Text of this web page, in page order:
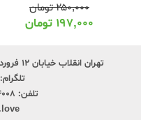
۲۵۰,۰۰۰تومان
۱۹۷,۰۰۰ تومان
تهران انقلاب خیابان ۱۲ فروردین پایین تر از وحید نظری پلاک ۲۴۹
تلگرام:
تلفن: